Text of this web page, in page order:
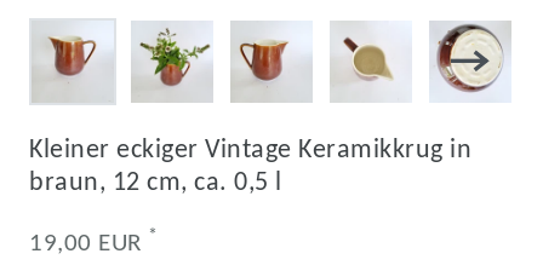
Kleiner eckiger Vintage Keramikkrug in
braun, 12 cm, ca. 0,5 l
19,00 EUR *